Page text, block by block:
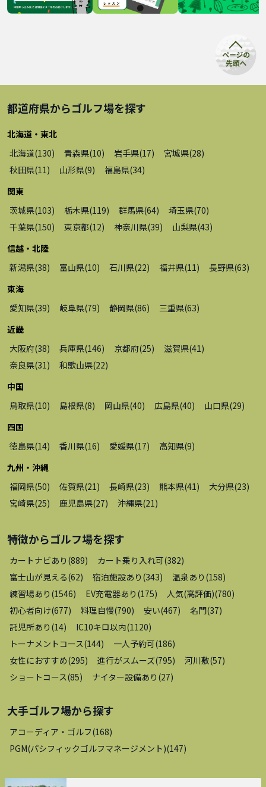
都道府県からゴルフ場を探す
北海道・東北
北海道(130) 青森県(10) 岩手県(17) 宮城県(28)
秋田県(11 ) 山形県(9) 福島県(34)
関東
茨城県(103) 栃木県(119) 群馬県(64) 埼玉県(70)
千葉県(150) 東京都(12) 神奈川県(39) 山梨県(43)
信越・北陸
新潟県(38) 富山県(10) 石川県(22) 福井県(11 ) 長野県(63)
東海
愛知県(39) 岐阜県(79) 静岡県(86) 三重県(63)
近畿
大阪府(38) 兵庫県(146) 京都府(25) 滋賀県(41 )
奈良県(31 ) 和歌山県(22)
中国
鳥取県(10) 島根県(8) 岡山県(40) 広島県(40) 山口県(29)
四国
徳島県(14) 香川県(16) 愛媛県(17) 高知県(9)
九州・沖縄
福岡県(50) 佐賀県(21 ) 長崎県(23) 熊本県(41 ) 大分県(23)
宮崎県(25) 鹿児島県(27) 沖縄県(21 )
特徴からゴルフ場を探す
カートナビあり (889) カート乗り入れ可(382)
富士山が見える(62) 宿泊施設あり (343) 温泉あり (158)
練習場あり (1546) EV充電器あり (175) 人気(高評価)(780)
初心者向け(677) 料理自慢(790) 安い(467) 名門(37)
託児所あり (14) IC10キロ以内(1120)
トーナメントコース(144) 一人予約可(186)
女性におすすめ(295) 進行がスムーズ(795) 河川敷(57)
ショートコース(85) ナイター設備あり (27)
大手ゴルフ場から探す
アコーディア・ゴルフ(168)
PGM(パシフィックゴルフマネージメント)(147)